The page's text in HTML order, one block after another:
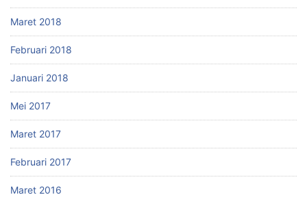
Maret 2018
Februari 2018
Januari 2018
Mei 2017
Maret 2017
Februari 2017
Maret 2016